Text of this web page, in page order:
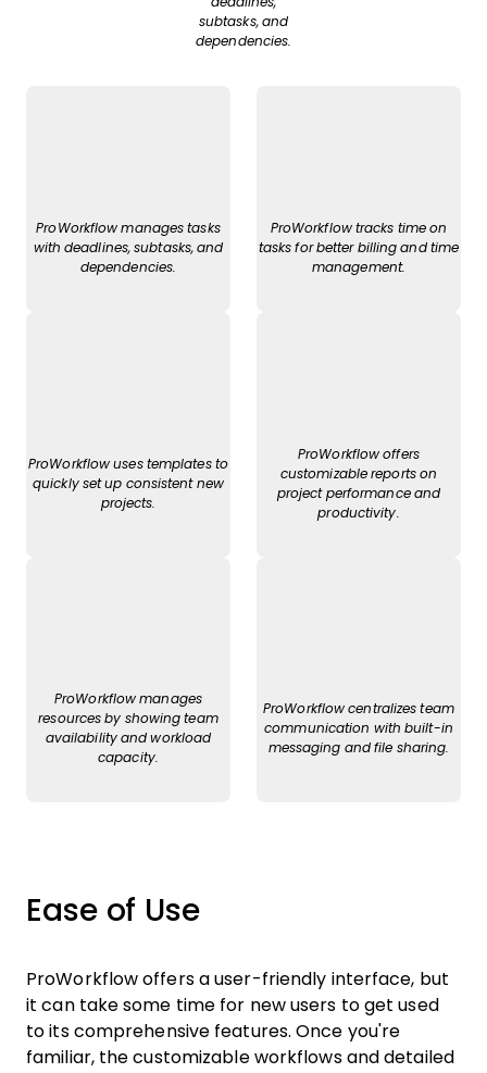
subtasks, and
dependencies.
ProWorkflow manages tasks
with deadlines, subtasks, and
dependencies.
ProWorkflow tracks time on
tasks for better billing and time
management.
ProWorkflow uses templates to
quickly set up consistent new
projects.
ProWorkflow offers
customizable reports on
project performance and
productivity.
ProWorkflow manages
resources by showing team
availability and workload
capacity.
ProWorkflow centralizes team
communication with built-in
messaging and file sharing.
Ease of Use
ProWorkflow offers a user-friendly interface, but
it can take some time for new users to get used
to its comprehensive features. Once you're
familiar, the customizable workflows and detailed